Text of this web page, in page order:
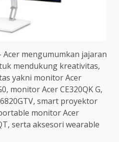
Acer mengumumkan jajaran
mendukung kreativitas,
yakni monitor Acer
monitor Acer CE320QK G,
smart proyektor
monitor Acer
serta aksesori wearable